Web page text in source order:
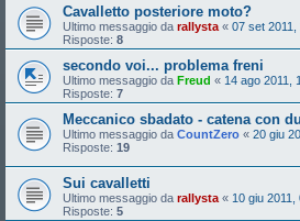
Cavalletto posteriore moto?
Ultimo messaggio da rallysta « 07 set 2011,
Risposte: 8
secondo voi... problema freni
Ultimo messaggio da Freud « 14 ago 2011,
Risposte: 7
Meccanico sbadato - catena con
Ultimo messaggio da CountZero « 20 giu
Risposte: 19
Sui cavalletti
Ultimo messaggio da rallysta « 10 giu 2011,
Risposte: 5